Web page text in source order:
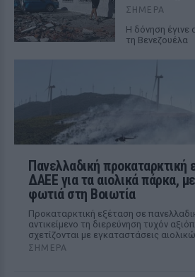
ΣΉΜΕΡΑ
Η δόνηση έγινε
τη Βενεζουέλα
Πανελλαδική προκαταρκτική
ΔΑΕΕ για τα αιολικά πάρκα,
φωτιά στη Βοιωτία
Προκαταρκτική εξέταση σε
αντικείμενο τη διερεύνηση τυχόν
σχετίζονται με εγκαταστάσεις
ΣΉΜΕΡΑ